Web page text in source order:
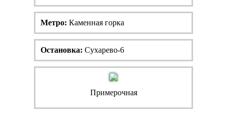
Метро:Каменная горка
Остановка: Сухарево-6
Примерочная